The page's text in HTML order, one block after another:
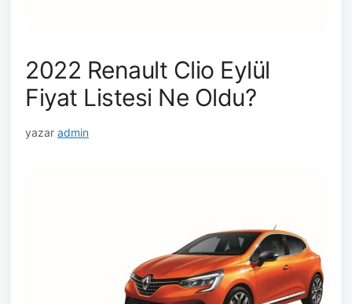
2022 Renault Clio Eylül
Fiyat Listesi Ne Oldu?
yazar admin